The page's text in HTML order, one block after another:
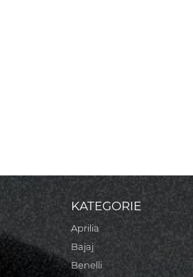
KATEGORIE
Aprilia
Bajaj
Benelli